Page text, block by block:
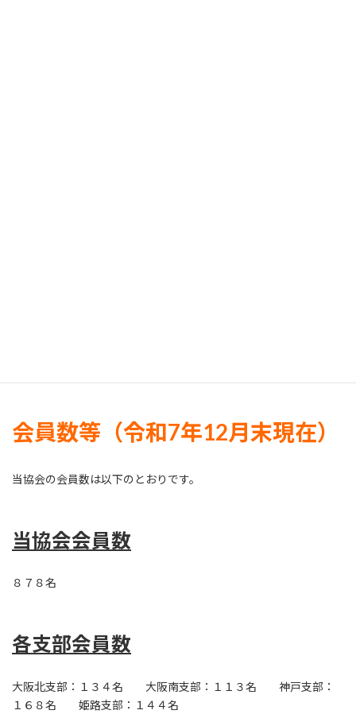
会員数等（令和7年12月末現在）
当協会の会員数は以下のとおりです。
当協会会員数
８７８名
各支部会員数
大阪北支部：１３４名 大阪南支部：１１３名 神戸支部：
１６８名 姫路支部：１４４名